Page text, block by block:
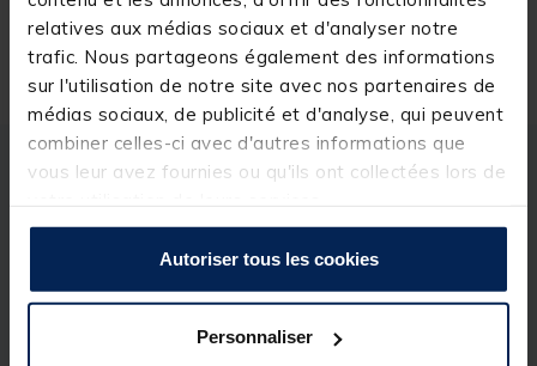
relatives aux médias sociaux et d'analyser notre
trafic. Nous partageons également des informations
sur l'utilisation de notre site avec nos partenaires de
médias sociaux, de publicité et d'analyse, qui peuvent
combiner celles-ci avec d'autres informations que
vous leur avez fournies ou qu'ils ont collectées lors de
Autoriser tous les cookies
Personnaliser
Expédition sous 24 h
Description Spécifications
Description & détails
Description